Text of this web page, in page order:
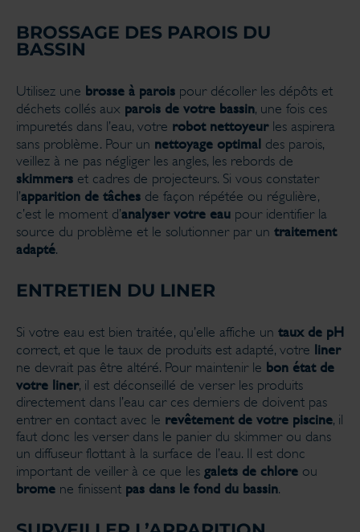
BROSSAGE DES PAROIS DU
BASSIN
Utilisez une brosse à parois pour décoller les dépôts et
déchets collés aux parois de votre bassin, une fois ces
impuretés dans l’eau, votre robot nettoyeurles aspirera
sans problème. Pour un nettoyage optimal des parois,
veillez à ne pas négliger les angles, les rebords de
skimmers et cadres de projecteurs. Si vous constater
l’apparition de tâches de façon répétée ou régulière,
c’est le moment d’analyser votre eau pour identifier la
source du problème et le solutionner par un traitement
adapté.
ENTRETIEN DU LINER
Si votre eau est bien traitée, qu’elle affiche un taux de pH
correct, et que le taux de produits est adapté, votre liner
ne devrait pas être altéré. Pour maintenir le bon état de
votre liner, il est déconseillé de verser les produits
directement dans l’eau car ces derniers de doivent pas
entrer en contact avec le revêtement de votre piscine, il
faut donc les verser dans le panier du skimmer ou dans
un diffuseur flottant à la surface de l’eau. Il est donc
important de veiller à ce que les galets de chlore ou
brome ne finissent pas dans le fond du bassin.